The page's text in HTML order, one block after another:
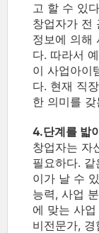
고 할 수 있
창업자가 전
정보에 의해
다. 따라서
이 사업아이
다. 현재 직
한 의미를
4.단계를 밟
창업자는 자
필요하다.
이가 날 수
능력, 사업
에 맞는 사
비전문가,